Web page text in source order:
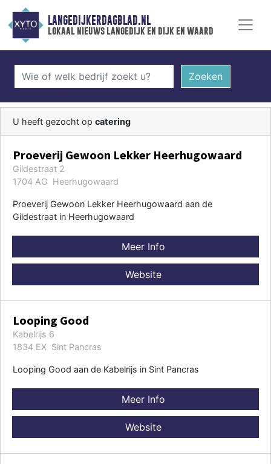
LANGEDIJKERDAGBLAD.NL
lokaal nieuws langedijk en dijk en waard
Zoeken
U heeft gezocht op catering
Proeverij Gewoon Lekker Heerhugowaard
Gildestraat 2
1704 AG Heerhugowaard
Proeverij Gewoon Lekker Heerhugowaard aan de
Gildestraat in Heerhugowaard
Meer Info
Website
Looping Good
Kabelrijs 6
1834 EX Sint Pancras
Looping Good aan de Kabelrijs in Sint Pancras
Meer Info
Website